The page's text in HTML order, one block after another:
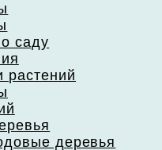
саду
растений
деревья